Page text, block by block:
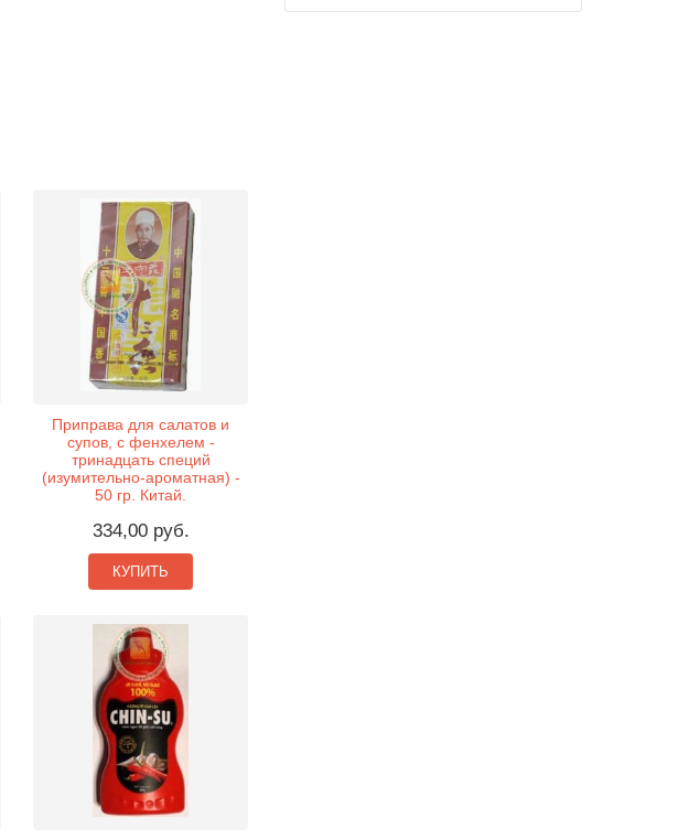
Приправа для салатов и
супов, с фенхелем -
тринадцать специй
(изумительно-ароматная) -
50 гр. Китай.
334,00 руб.
КУПИТЬ